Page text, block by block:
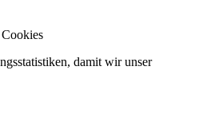
Cookies
damit wir unser